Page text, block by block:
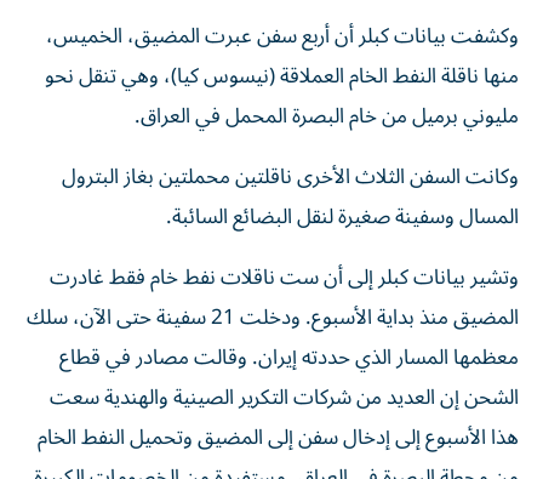
وكشفت بيانات كبلر أن أربع سفن عبرت المضيق، الخميس،
منها ناقلة النفط الخام العملاقة (نيسوس ‌كيا)، وهي تنقل نحو
مليوني برميل من خام البصرة المحمل في العراق.
وكانت السفن الثلاث الأخرى ناقلتين محملتين بغاز البترول
المسال وسفينة صغيرة لنقل البضائع السائبة.
وتشير بيانات كبلر إلى أن ست ناقلات نفط خام فقط غادرت
المضيق منذ بداية الأسبوع. ودخلت 21 سفينة حتى الآن، سلك
معظمها المسار الذي حددته إيران. وقالت مصادر في قطاع
الشحن إن ​العديد من شركات التكرير الصينية والهندية سعت
هذا الأسبوع إلى ‌إدخال سفن إلى المضيق وتحميل النفط الخام